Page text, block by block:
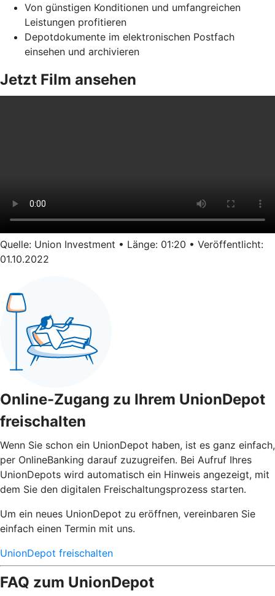
Von günstigen Konditionen und umfangreichen
Leistungen profitieren
Depotdokumente im elektronischen Postfach
einsehen und archivieren
Jetzt Film ansehen
Quelle: Union Investment • Länge: 01:20 • Veröffentlicht:
01.10.2022
Online-Zugang zu Ihrem UnionDepot
freischalten
Wenn Sie schon ein UnionDepot haben, ist es ganz einfach,
per OnlineBanking darauf zuzugreifen. Bei Aufruf Ihres
UnionDepots wird automatisch ein Hinweis angezeigt, mit
dem Sie den digitalen Freischaltungsprozess starten.
Um ein neues UnionDepot zu eröffnen, vereinbaren Sie
einfach einen Termin mit uns.
UnionDepot freischalten
FAQ zum UnionDepot